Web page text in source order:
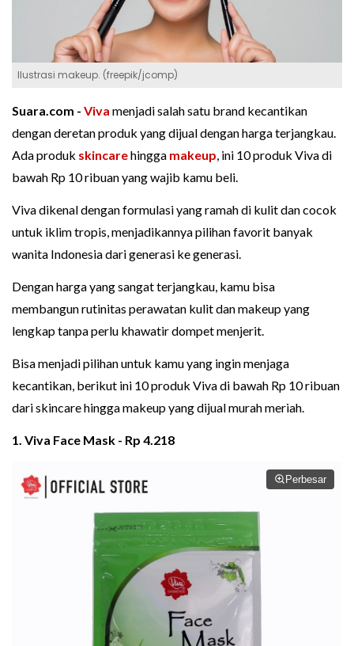
Ilustrasi makeup. (freepik/jcomp)
Suara.com - Viva menjadi salah satu brand kecantikan
dengan deretan produk yang dijual dengan harga terjangkau.
Ada produk skincarehingga makeup, ini 10 produk Viva di
bawah Rp 10 ribuan yang wajib kamu beli.
Viva dikenal dengan formulasi yang ramah di kulit dan cocok
untuk iklim tropis, menjadikannya pilihan favorit banyak
wanita Indonesia dari generasi ke generasi.
Dengan harga yang sangat terjangkau, kamu bisa
membangun rutinitas perawatan kulit dan makeup yang
lengkap tanpa perlu khawatir dompet menjerit.
Bisa menjadi pilihan untuk kamu yang ingin menjaga
kecantikan, berikut ini 10 produk Viva di bawah Rp 10 ribuan
dari skincare hingga makeup yang dijual murah meriah.
1. Viva Face Mask - Rp 4.218
Perbesar